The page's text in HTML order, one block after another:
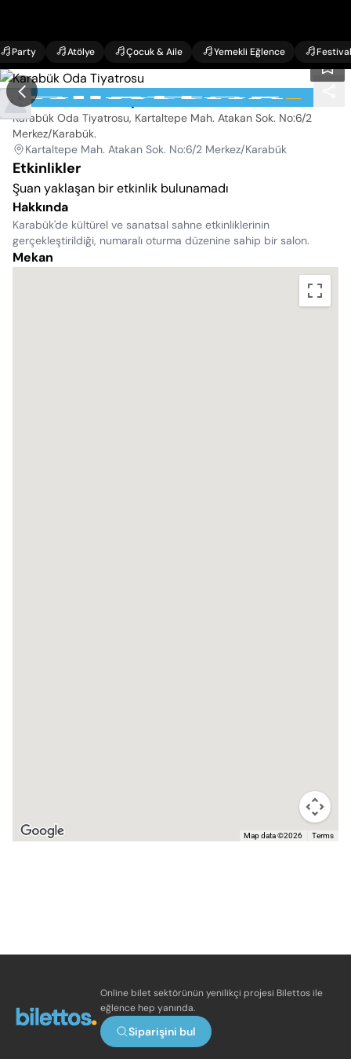
Party Atölye Çocuk & Aile Yemekli Eğlence Festival
Karabük Oda Tiyatrosu
Karabük Oda Tiyatrosu, Kartaltepe Mah. Atakan Sok. No:6/2
Merkez/Karabük.
Kartaltepe Mah. Atakan Sok. No:6/2 Merkez/Karabük
Etkinlikler
Şuan yaklaşan bir etkinlik bulunamadı
Hakkında
Karabük'de kültürel ve sanatsal sahne etkinliklerinin
gerçekleştirildiği, numaralı oturma düzenine sahip bir salon.
Mekan
Map data ©2026 Terms
Online bilet sektörünün yenilikçi projesi Bilettos ile
eğlence hep yanında.
Siparişini bul